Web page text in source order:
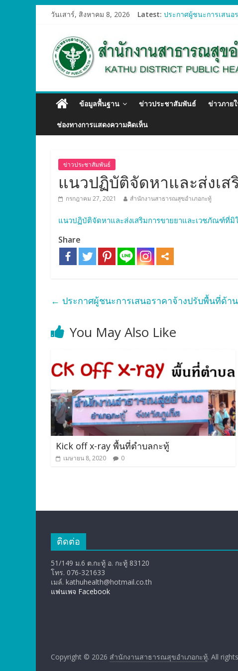
วันเสาร์, สิงหาคม 8, 2026 Latest: ประกาศผู้ชนะการเสนอ
ประกาศผู้ชนะการเสนอ
ประกาศผู้ชนะการเสนอ
ข้อมูลพื้นฐาน ข่าวประชาสัมพันธ์ ข่าวภาย
ช่องทางการแสดงความคิดเห็น
ข่าวประชาสัมพันธ์
แนวปฏิบัติจัดหาและส่งเ
กรกฎาคม 27, 2021 สำนักงานสาธารณสุขอำเภอกะทู้
แนวปฏิบัติจัดหาและส่งเสริมการขายยาและเวชภัณฑ์ที่มิ
Share
← ประกาศผู้ชนะการเสนอราคาจ้างปรับพื้นที่ด้
You May Also Like
Kick off x-ray พื้นที่ตำบลกะทู้
เมษายน 8, 2020 0
ติดต่อ
51/149 ม.6 ต.กะทู้ อ. กะทู้ 83120
โทร. 076-321633
เมล์. kathuhealth@hotmail.co.th
แฟนเพจ Facebook
Copyright © 2026 สำนักงานสาธารณสุขอำเภอกะทู้. All